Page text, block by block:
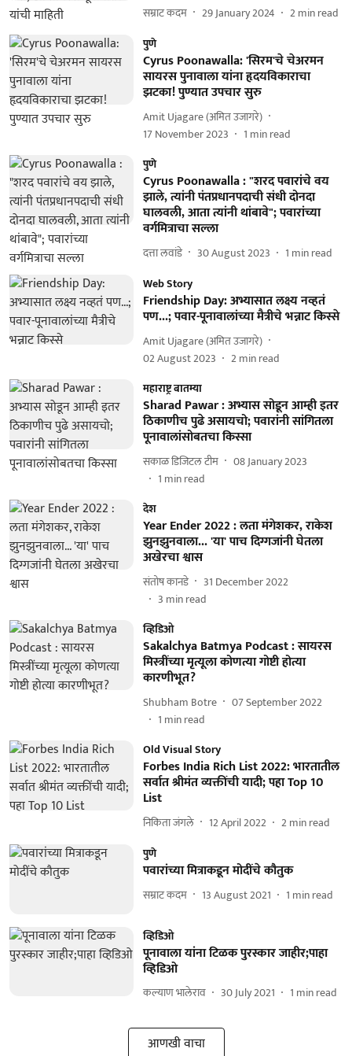
सम्राट कदम 29 January 2024 2min read
पुणे
Cyrus Poonawalla: 'सिरम'चे चेअरमन
सायरस पुनावाला यांना हृदयविकाराचा
झटका! पुण्यात उपचार सुरु
Amit Ujagare (अमित उजागरे)
17 November 2023
1 min read
पुणे
Cyrus Poonawalla : "शरद पवारांचे वय
झाले, त्यांनी पंतप्रधानपदाची संधी दोनदा
घालवली, आता त्यांनी थांबावे"; पवारांच्या
वर्गमित्राचा सल्ला
दत्ता लवांडे 30 August 2023 1 min read
Web Story
Friendship Day: अभ्यासात लक्ष्य नव्हतं
पण...; पवार-पूनावालांच्या मैत्रीचे भन्नाट किस्से
Amit Ujagare (अमित उजागरे)
02 August 2023
2min read
महाराष्ट्र बातम्या
Sharad Pawar : अभ्यास सोडून आम्ही इतर
ठिकाणीच पुढे असायचो; पवारांनी सांगितला
पूनावालांसोबतचा किस्सा
सकाळ डिजिटल टीम
08 January 2023
1 min read
देश
Year Ender 2022 : लता मंगेशकर, राकेश
झुनझुनवाला... 'या' पाच दिग्गजांनी घेतला
अखेरचा श्वास
संतोष कानडे
31 December 2022
3 min read
व्हिडिओ
Sakalchya Batmya Podcast : सायरस
मिस्त्रींच्या मृत्यूला कोणत्या गोष्टी होत्या
कारणीभूत?
Shubham Botre
07 September 2022
1 min read
Old Visual Story
Forbes India Rich List 2022: भारतातील
सर्वात श्रीमंत व्यक्तींची यादी; पहा Top 10
List
निकिता जंगले 12 April 2022 2min read
पुणे
पवारांच्या मित्राकडून मोदींचे कौतुक
सम्राट कदम 13 August 2021 1 min read
व्हिडिओ
पूनावाला यांना टिळक पुरस्कार जाहीर;पाहा
व्हिडिओ
कल्याण भालेराव 30 July 2021 1 min read
आणखी वाचा